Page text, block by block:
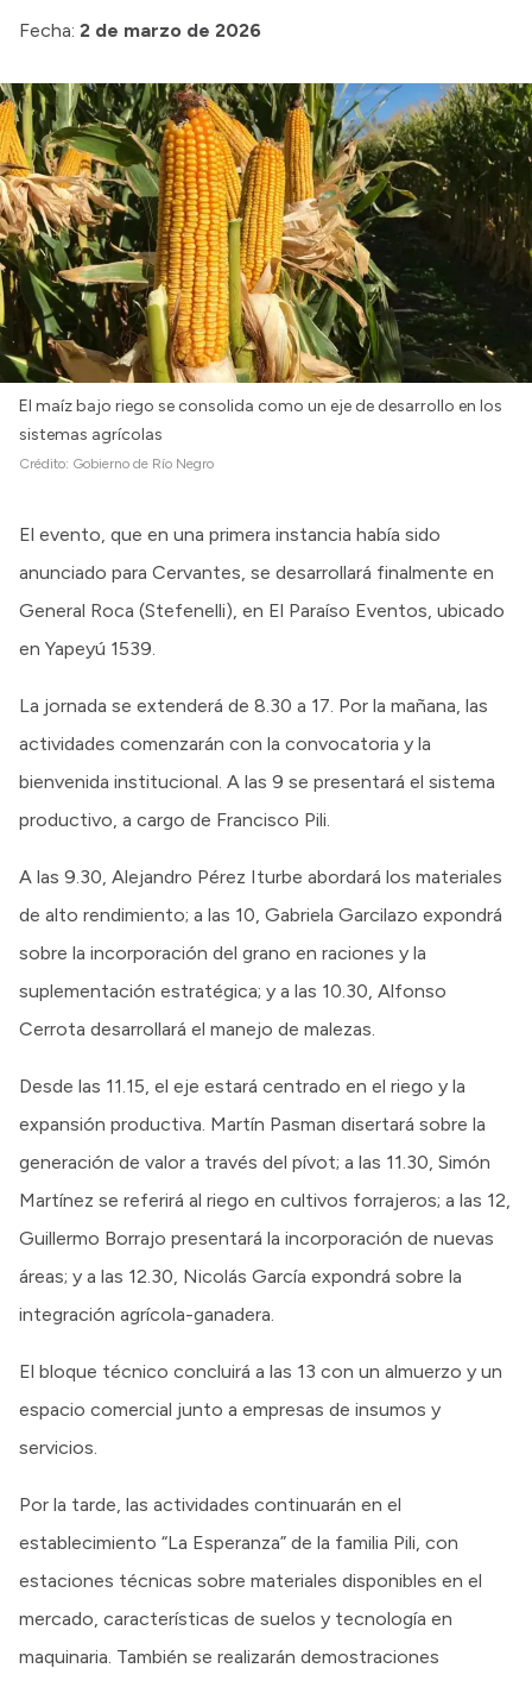
Intranet
Login
Fecha: 2 de marzo de 2026
El maíz bajo riego se consolida como un eje de desarrollo en los
sistemas agrícolas
Crédito: Gobierno de Río Negro
El evento, que en una primera instancia había sido
anunciado para Cervantes, se desarrollará finalmente en
General Roca (Stefenelli), en El Paraíso Eventos, ubicado
en Yapeyú 1539.
La jornada se extenderá de 8.30 a 17. Por la mañana, las
actividades comenzarán con la convocatoria y la
bienvenida institucional. A las 9 se presentará el sistema
productivo, a cargo de Francisco Pili.
A las 9.30, Alejandro Pérez Iturbe abordará los materiales
de alto rendimiento; a las 10, Gabriela Garcilazo expondrá
sobre la incorporación del grano en raciones y la
suplementación estratégica; y a las 10.30, Alfonso
Cerrota desarrollará el manejo de malezas.
Desde las 11.15, el eje estará centrado en el riego y la
expansión productiva. Martín Pasman disertará sobre la
generación de valor a través del pívot; a las 11.30, Simón
Martínez se referirá al riego en cultivos forrajeros; a las 12,
Guillermo Borrajo presentará la incorporación de nuevas
áreas; y a las 12.30, Nicolás García expondrá sobre la
integración agrícola-ganadera.
El bloque técnico concluirá a las 13 con un almuerzo y un
espacio comercial junto a empresas de insumos y
servicios.
Por la tarde, las actividades continuarán en el
establecimiento “La Esperanza” de la familia Pili, con
estaciones técnicas sobre materiales disponibles en el
mercado, características de suelos y tecnología en
maquinaria. También se realizarán demostraciones